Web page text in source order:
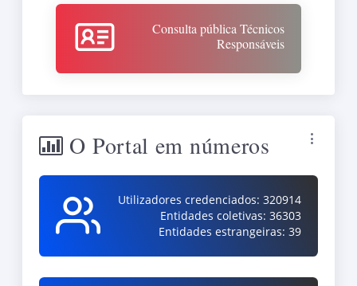
agosto, que procede à primeira alteração, por
apreciação parlamentar.Consulta pública Técnicos
Responsáveis
O Portal em números
Utilizadores credenciados: 320914
Entidades coletivas: 36303
Entidades estrangeiras: 39